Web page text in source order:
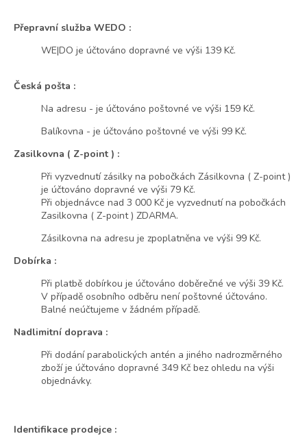
Přepravní služba WEDO :
WE|DO je účtováno dopravné ve výši 139 Kč.
Česká pošta :
Na adresu - je účtováno poštovné ve výši 159 Kč.
Balíkovna - je účtováno poštovné ve výši 99 Kč.
Zasilkovna ( Z-point ) :
Při vyzvednutí zásilky na pobočkách Zásilkovna ( Z-point )
je účtováno dopravné ve výši 79 Kč.
Při objednávce nad 3 000 Kč je vyzvednutí na pobočkách
Zasilkovna ( Z-point ) ZDARMA.
Zásilkovna na adresu je zpoplatněna ve výši 99 Kč.
Dobírka :
Při platbě dobírkou je účtováno doběrečné ve výši 39 Kč.
V případě osobního odběru není poštovné účtováno.
Balné neúčtujeme v žádném případě.
Nadlimitní doprava :
Při dodání parabolických antén a jiného nadrozměrného
zboží je účtováno dopravné 349 Kč bez ohledu na výši
objednávky.
Identifikace prodejce :